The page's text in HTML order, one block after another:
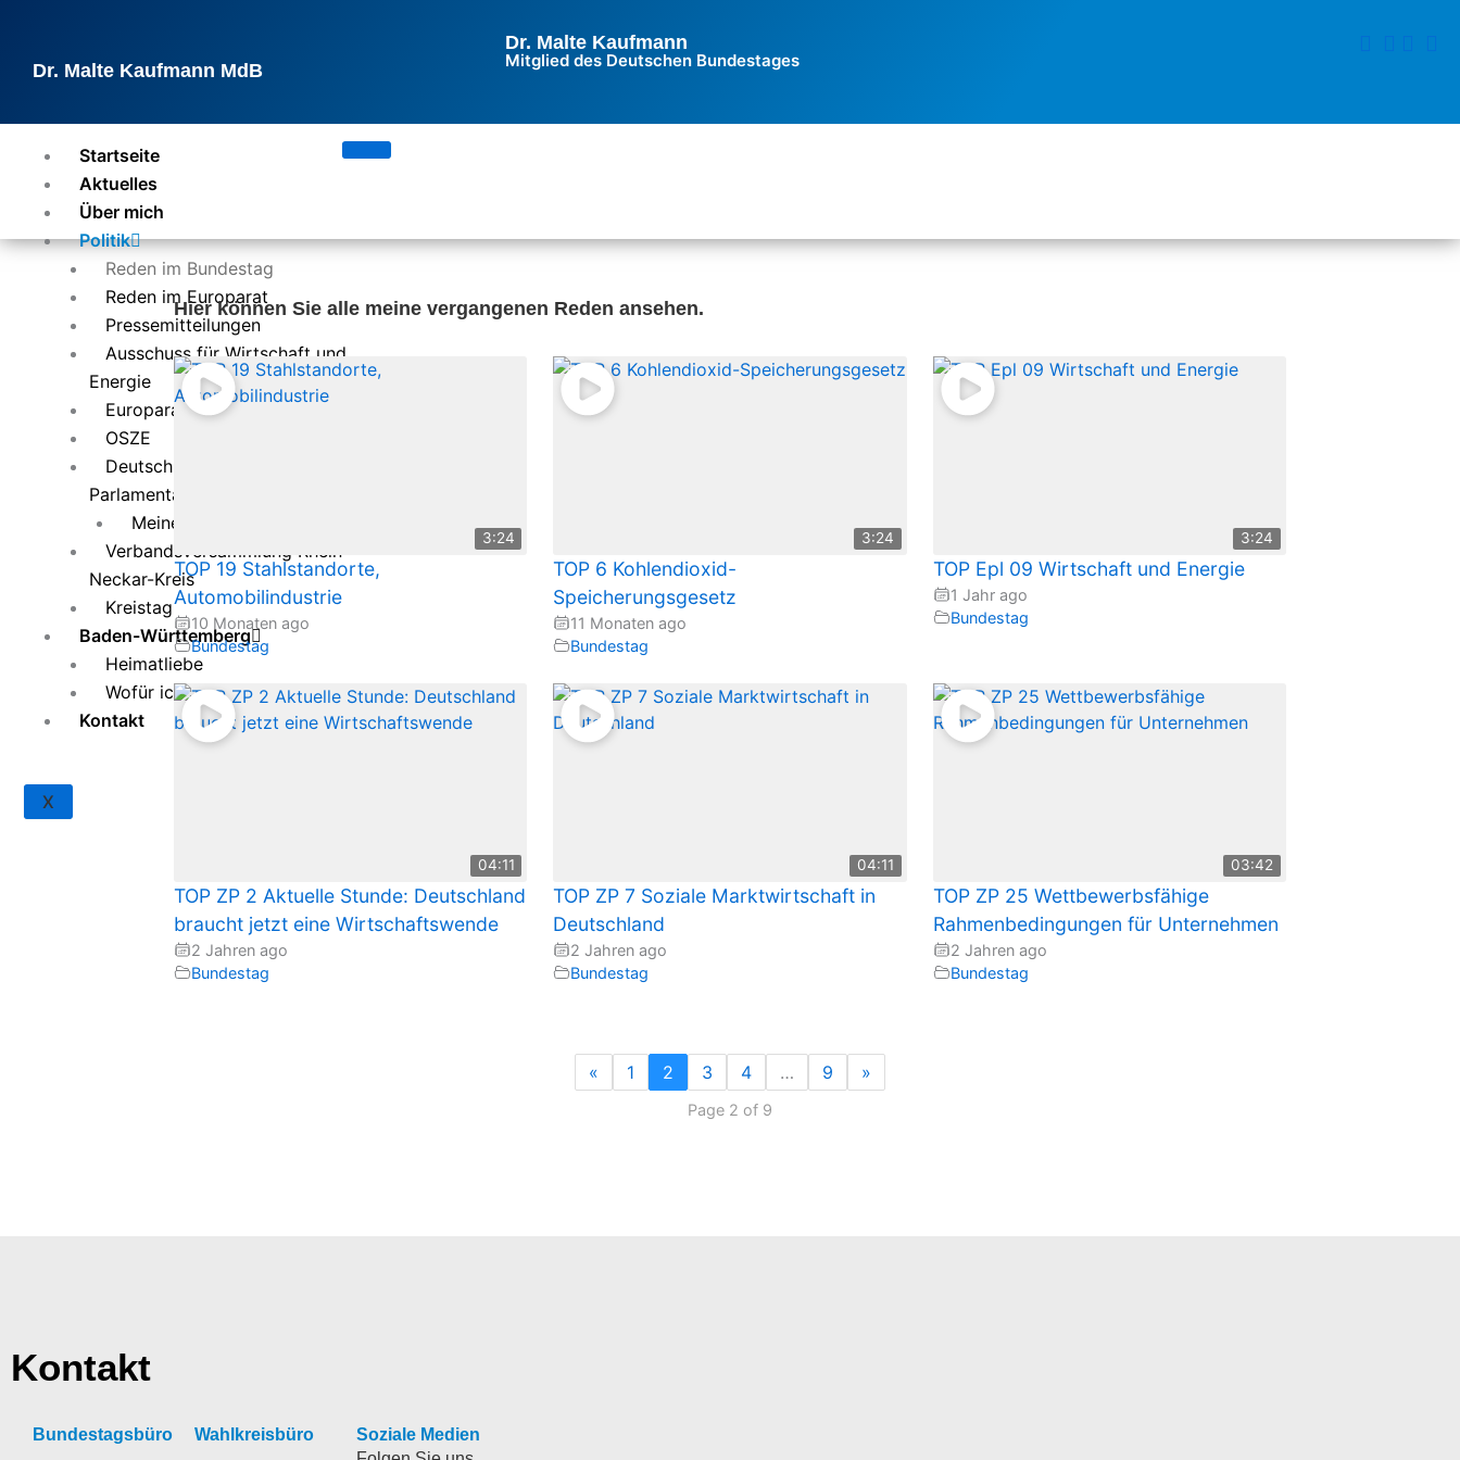
springenDr. Malte Kaufmann MdB
Dr. Malte Kaufmann
Mitglied des Deutschen Bundestages
Startseite
Aktuelles
Über mich
Politik
Reden im Bundestag
Reden im Europarat
Pressemitteilungen
Ausschuss für Wirtschaft und
Energie
Europarat
OSZE
Deutsch-Französische
Parlamentarische Versammlung
Meine Themen
Verbandsversammlung Rhein-
Neckar-Kreis
Kreistag
Baden-Württemberg
Heimatliebe
Wofür ich mich einsetze
Kontakt
X
Hier können Sie alle meine vergangenen Reden ansehen.
3:24
TOP 19 Stahlstandorte,
Automobilindustrie
10 Monaten ago
Bundestag
3:24
TOP 6 Kohlendioxid-
Speicherungsgesetz
11 Monaten ago
Bundestag
3:24
TOP Epl 09 Wirtschaft und Energie
1 Jahr ago
Bundestag
04:11
TOP ZP 2 Aktuelle Stunde: Deutschland
braucht jetzt eine Wirtschaftswende
2 Jahren ago
Bundestag
04:11
TOP ZP 7 Soziale Marktwirtschaft in
Deutschland
2 Jahren ago
Bundestag
03:42
TOP ZP 25 Wettbewerbsfähige
Rahmenbedingungen für Unternehmen
2 Jahren ago
Bundestag
« 1 2 3 4 … 9 »
Page 2 of 9
Kontakt
Bundestagsbüro Wahlkreisbüro
Soziale Medien